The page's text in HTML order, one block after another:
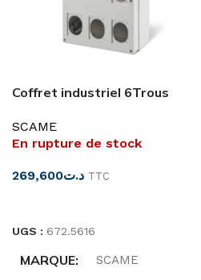
Coffret industriel 6Trous
SCAME
En rupture de stock
د.ت269,600 TTC
UGS : 672.5616
MARQUE SCAME